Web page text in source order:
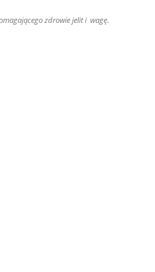
zdrowie jelit i wagę.